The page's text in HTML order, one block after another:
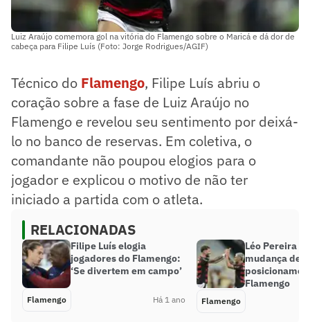
Luiz Araújo comemora gol na vitória do Flamengo sobre o Maricá e dá dor de
cabeça para Filipe Luís (Foto: Jorge Rodrigues/AGIF)
Técnico do Flamengo, Filipe Luís abriu o
coração sobre a fase de Luiz Araújo no
Flamengo e revelou seu sentimento por deixá-
lo no banco de reservas. Em coletiva, o
comandante não poupou elogios para o
jogador e explicou o motivo de não ter
iniciado a partida com o atleta.
RELACIONADAS
Filipe Luís elogia
jogadores do Flamengo:
‘Se divertem em campo’
Flamengo Há 1 ano
Léo Pereira
mudança de
Flamengo
Flamengo